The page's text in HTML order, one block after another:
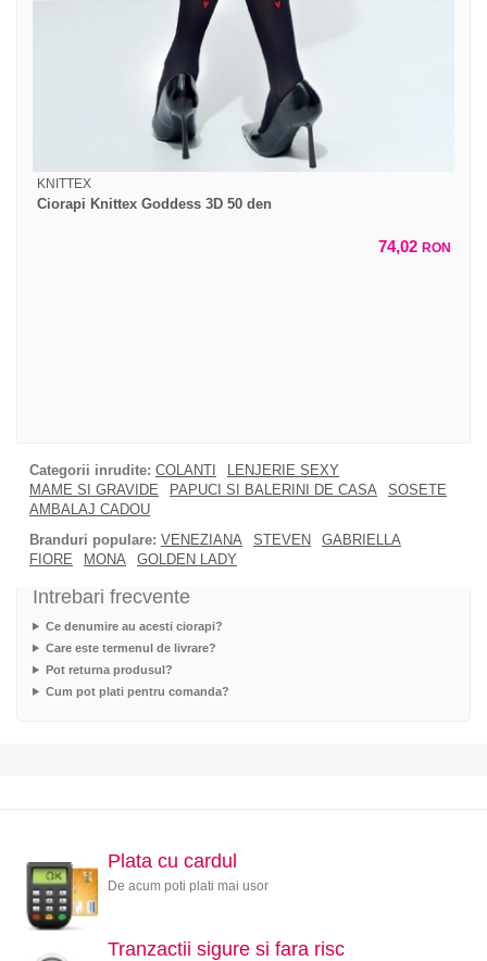
KNITTEX
Ciorapi Knittex Goddess 3D 50 den
74,02 RON
Categorii inrudite: COLANTI
LENJERIE SEXY
MAME SI GRAVIDE
PAPUCI SI BALERINI DE CASA
SOSETE
AMBALAJ CADOU
Branduri populare: VENEZIANA STEVEN
GABRIELLA
FIORE
MONA GOLDEN LADY
Intrebari frecvente
Ce denumire au acesti ciorapi?
Care este termenul de livrare?
Pot returna produsul?
Cum pot plati pentru comanda?
Plata cu cardul
De acum poti plati mai usor
Tranzactii sigure si fara risc